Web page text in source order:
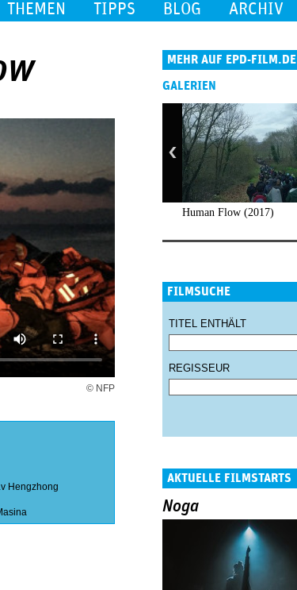
THEMEN TIPPS BLOG ARCHIV
© NFP
Hengzhong
MEHR AUF EPD-FILM.DE
GALERIEN
Human Flow (2017)
FILMSUCHE
TITEL ENTHÄLT
REGISSEUR
AKTUELLE FILMSTARTS
Noga